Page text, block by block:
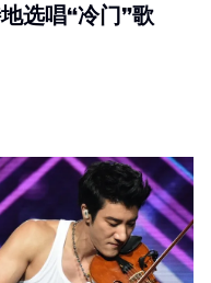
选唱“冷门”歌